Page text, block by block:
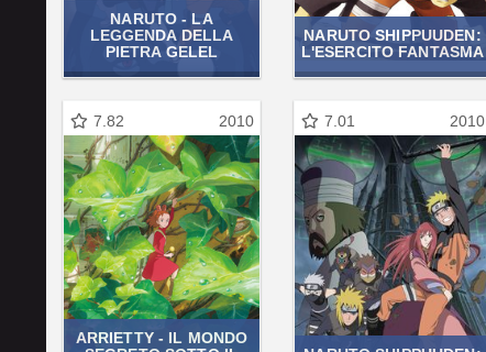
NARUTO - LA
LEGGENDA DELLA
PIETRA GELEL
NARUTO SHIPPUUDEN:
L'ESERCITO FANTASMA
7.82 2010
ARRIETTY - IL MONDO
7.01 2010